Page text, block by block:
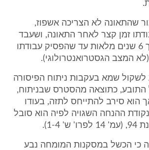
שהתאונה לא הצריכה אשפוז,
זמן קצר לאחר התאונה, ושעבד
באופן סדיר במשך 6 שנים מלאות עד שהפסיק עבודתו
המצב הגסטרואנטרולוגי).
שמא בעקבות ניתוח הפיסורה
ב-97 החל התובע, כתוצאה מהסטרס שבניתוח,
הוא סירב להתייחס לתזה, בעודו
ההנחה השגויה לפיה הוא סובל
1-4).
כי הכשל במסקנות המומחה נבע